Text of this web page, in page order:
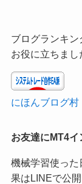
ブログランキ
お役に立ちまし
にほんブログ村
お友達にMT4
機械学習使っ
果はLINEで公